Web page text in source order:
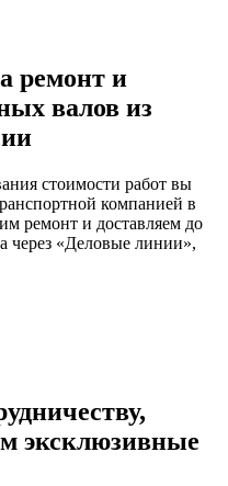
ремонт и
валов из
стоимости работ вы
компанией в
ремонт и доставляем до
через «Деловые линии»,
эксклюзивные